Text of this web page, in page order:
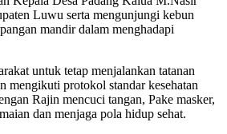
Luwu serta mengunjungi kebun
mandir dalam menghadapi
untuk tetap menjalankan tatanan
mengikuti protokol standar kesehatan
Rajin mencuci tangan, Pake masker,
dan menjaga pola hidup sehat.